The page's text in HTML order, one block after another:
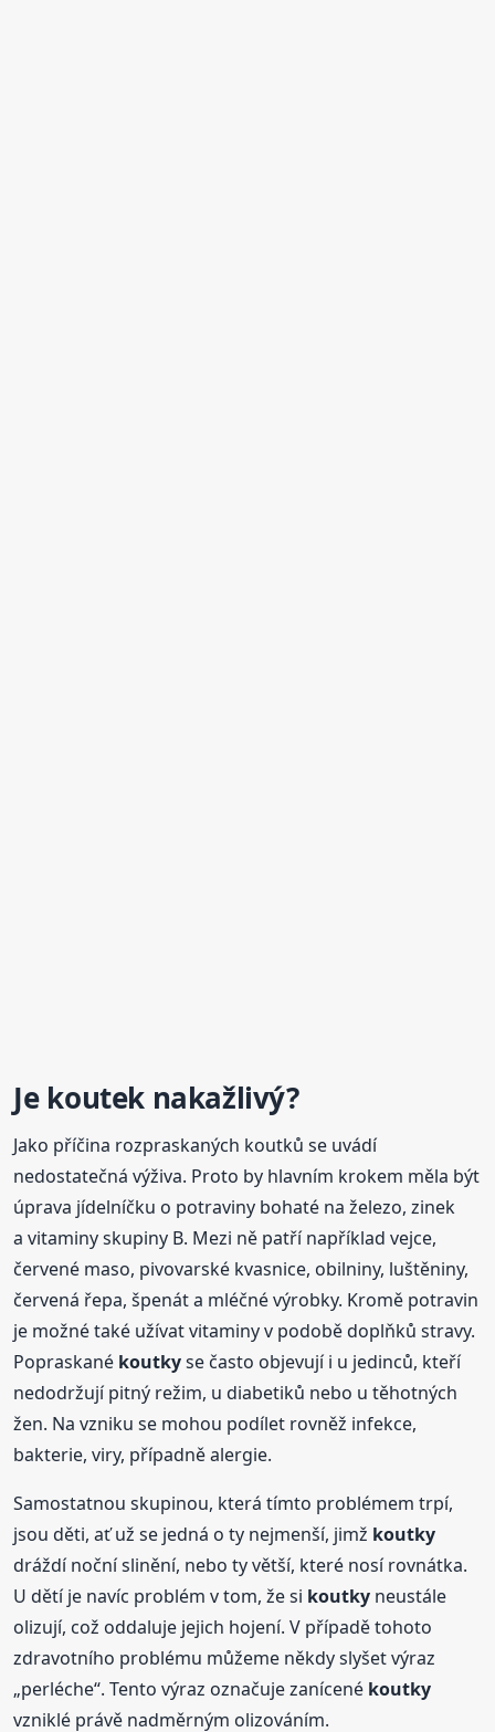
Je koutek nakažlivý?
Jako příčina rozpraskaných koutků se uvádí
nedostatečná výživa. Proto by hlavním krokem měla být
úprava jídelníčku o potraviny bohaté na železo, zinek
a vitaminy skupiny B. Mezi ně patří například vejce,
červené maso, pivovarské kvasnice, obilniny, luštěniny,
červená řepa, špenát a mléčné výrobky. Kromě potravin
je možné také užívat vitaminy v podobě doplňků stravy.
Popraskané koutkyse často objevují i u jedinců, kteří
nedodržují pitný režim, u diabetiků nebo u těhotných
žen. Na vzniku se mohou podílet rovněž infekce,
bakterie, viry, případně alergie.
Samostatnou skupinou, která tímto problémem trpí,
jsou děti, ať už se jedná o ty nejmenší, jimž koutky
dráždí noční slinění, nebo ty větší, které nosí rovnátka.
U dětí je navíc problém v tom, že si koutky neustále
olizují, což oddaluje jejich hojení. V případě tohoto
zdravotního problému můžeme někdy slyšet výraz
„perléche“. Tento výraz označuje zanícené koutky
vzniklé právě nadměrným olizováním.